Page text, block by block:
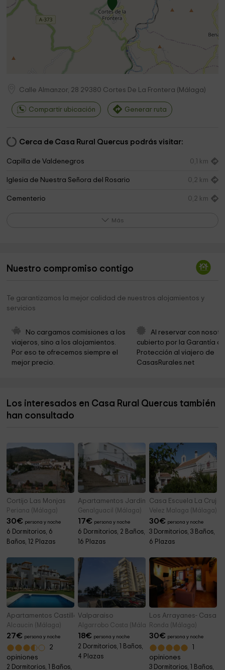
Calle Almanzor, 28 29380 Cortes De La Frontera ( Málaga)
Compartir ubicación Generar ruta
Cerca de Casa Rural Quercus podrás visitar:
Capilla de Valdenegros 0,1 km
Iglesia de Nuestra Señora del Rosario 0,2 km
Cementerio 0,2 km
Parroquia de San Juan de Dios 2,8 km
Cortijo De Barea
Siete Pilas Área Deportiva
Río Guadiaro
Puente de Las Pepas 4,0 km
Presa de las Buitreras 4,4 km
Más
Nuestro compromiso contigo
Te garantizamos la mejor calidad de nuestros alojamientos y
servicios
No cargamos comisiones a los
viajeros, sino a los alojamientos.
Por eso te ofrecemos siempre el
mejor precio.
Al reservar con
cubierto por la Garantía
Protección al viajero de
CasasRurales.net
Los interesados en Casa Rural Quercus también
han consultado
Cortijo Las Monjas
Periana (Málaga)
30€ persona y noche
6 Dormitorios, 6
Baños, 12 Plazas
Apartamentos Jardines del Visir
Genalguacil (Málaga)
17€ persona y noche
6 Dormitorios, 2 Baños,
16 Plazas
Casa Escuela La Crujía
Velez Malaga (Málaga)
30€ persona y noche
3 Dormitorios, 3 Baños,
6 Plazas
Apartamentos Castillo de Zaila
Alcaucin (Málaga)
27€ persona y noche
2
opiniones
2 Dormitorios, 1 Baños,
Valparaiso
Algarrobo Costa (Málaga)
18€ persona y noche
2 Dormitorios, 1 Baños,
4 Plazas
Los Arrayanes- Casa
Ronda (Málaga)
30€ persona y noche
opiniones
3 Dormitorios, 1 Baños,